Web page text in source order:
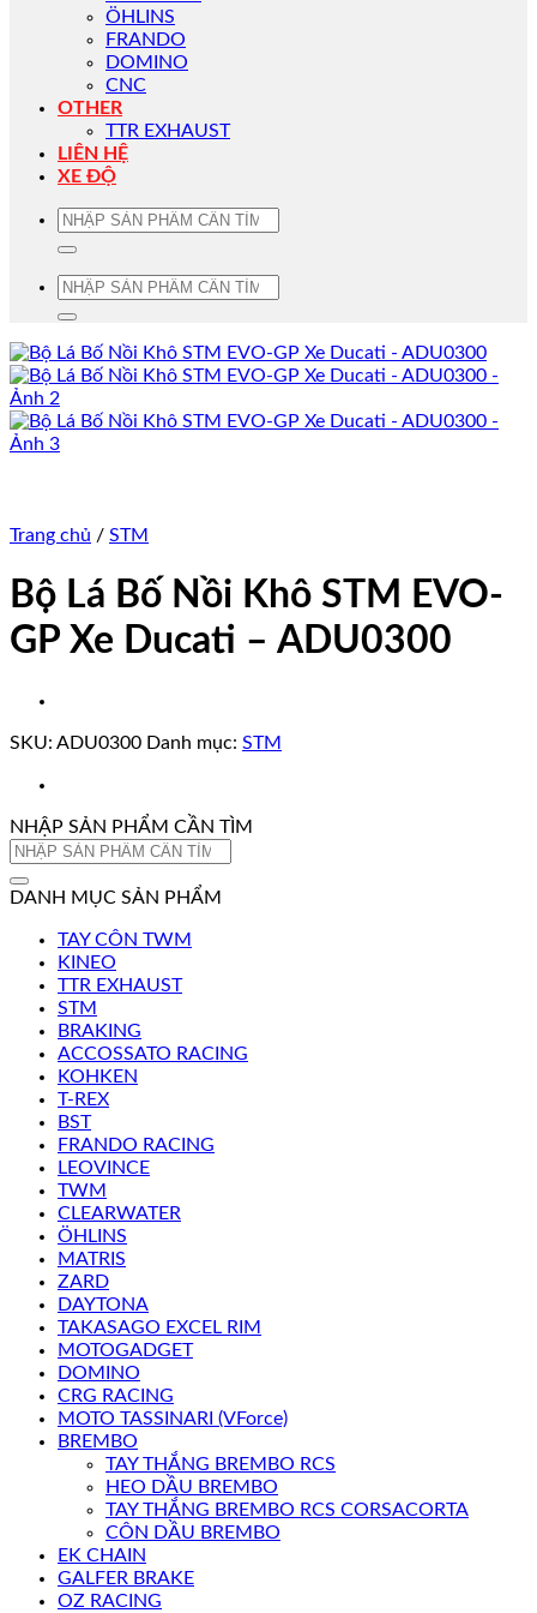
ÖHLINS
FRANDO
DOMINO
CNC
OTHER
TTR EXHAUST
LIÊN HỆ
XE ĐỘ
Tìm
Tìm
Trang chủ / STM
Bộ Lá Bố Nồi Khô STM EVO-
GP Xe Ducati – ADU0300
SKU: ADU0300 Danh mục: STM
NHẬP SẢN PHẨM CẦN TÌM
Tìm
DANH MỤC SẢN PHẨM
TAY CÔN TWM
KINEO
TTR EXHAUST
STM
BRAKING
ACCOSSATO RACING
KOHKEN
T-REX
BST
FRANDO RACING
LEOVINCE
TWM
CLEARWATER
ÖHLINS
MATRIS
ZARD
DAYTONA
TAKASAGO EXCEL RIM
MOTOGADGET
DOMINO
CRG RACING
MOTO TASSINARI (VForce)
BREMBO
TAY THẮNG BREMBO RCS
HEO DẦU BREMBO
TAY THẮNG BREMBO RCS CORSACORTA
CÔN DẦU BREMBO
EK CHAIN
GALFER BRAKE
OZ RACING